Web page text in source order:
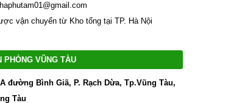
vận chuyển từ Kho tổng tại TP. Hà Nội
PHÒNG VŨNG TÀU
đường Bình Giã, P. Rạch Dừa, Tp.Vũng Tàu,
Tàu